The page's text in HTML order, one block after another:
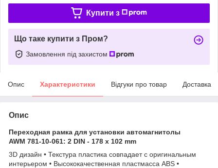
Купити з
Що таке купити з Пром?
Замовлення під захистом
Опис Характеристики Відгуки про товар Доставка
Опис
Переходная рамка для установки автомагнитолы
AWM 781-10-061: 2 DIN - 178 x 102 mm
3D дизайн • Текстура пластика совпадает с оригинальным
интерьером • Высококачественная пластмасса ABS •